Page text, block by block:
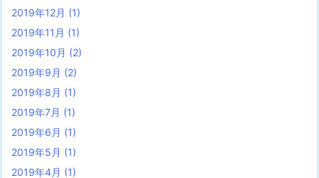
2019年12月 (1)
2019年11月 (1)
2019年10月 (2)
2019年9月 (2)
2019年8月 (1)
2019年7月 (1)
2019年6月 (1)
2019年5月 (1)
2019年4月 (1)